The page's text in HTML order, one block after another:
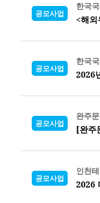
공모사업
한국
<해
공모사업
한국
2026
공모사업
완주
[완주
공모사업
인천
2026